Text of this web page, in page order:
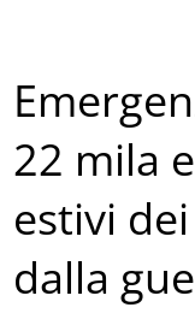
22 mila
estivi
dalla